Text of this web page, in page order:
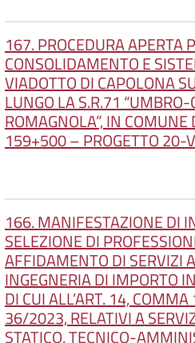
167. PROCEDURA APERTA
CONSOLIDAMENTO E
VIADOTTO DI CAPOLONA
LUNGO LA S.R.71
ROMAGNOLA”, IN
159+500 – PROGETTO 20-
166. MANIFESTAZIONE DI
SELEZIONE DI
AFFIDAMENTO DI SERVIZI
INGEGNERIA DI IMPORTO
DI CUI ALL’ART. 14, COMMA
36/2023, RELATIVI A
STATICO, TECNICO-